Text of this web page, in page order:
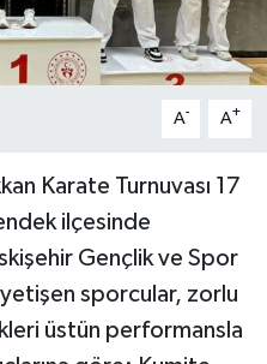
A- A+
Karate Turnuvası 17
ilçesinde
Gençlik ve Spor
sporcular, zorlu
üstün performansla